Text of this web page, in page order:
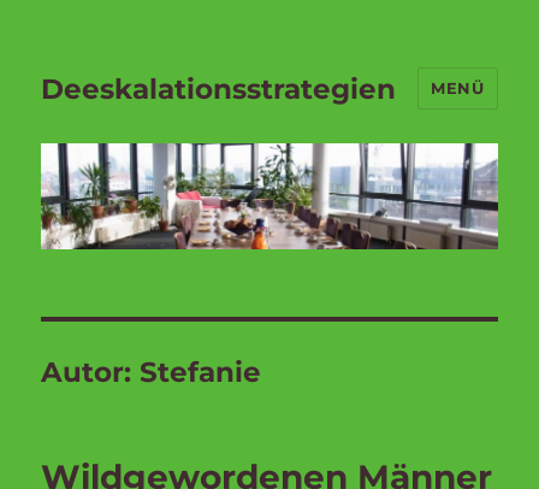
Deeskalationsstrategien MENÜ
Autor: Stefanie
Wildgewordenen Männer